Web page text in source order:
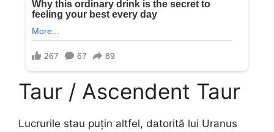
Taur / Ascendent Taur
Lucrurile stau puțin altfel, datorită lui Uranus